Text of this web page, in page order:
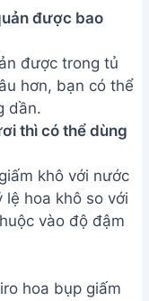
được bao
được trong tủ
hơn, bạn có thể
dần.
thì có thể dùng
khô với nước
lệ hoa khô so với
vào độ đậm
hoa bụp giấm